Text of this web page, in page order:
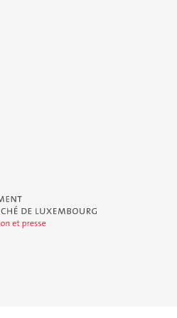
Duché de Luxembourg - Service